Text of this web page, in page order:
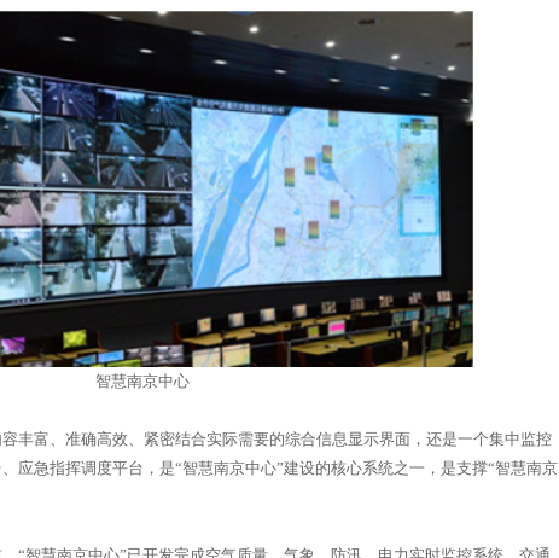
智慧南京中心
富、准确高效、紧密结合实际需要的综合信息显示界面，还是一个集中监控
应急指挥调度平台，是“智慧南京中心”建设的核心系统之一，是支撑“智慧南京